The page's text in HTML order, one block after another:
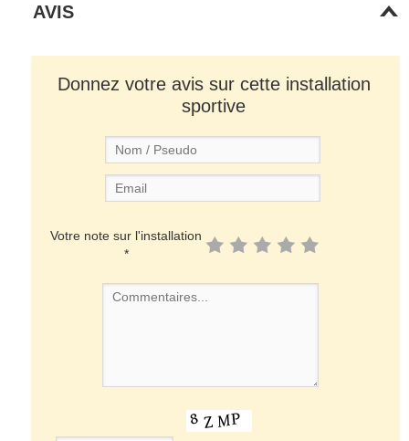
AVIS
Donnez votre avis sur cette installation
sportive
Votre note sur l'installation
*